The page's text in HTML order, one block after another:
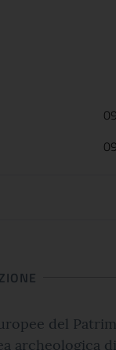
apertura
del
archeologica di